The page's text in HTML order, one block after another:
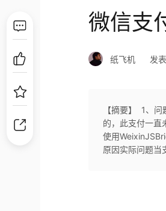
微信支
纸飞机 发
【摘要】 ​ 1、
的，此支付一直
使用
原因实际问题当